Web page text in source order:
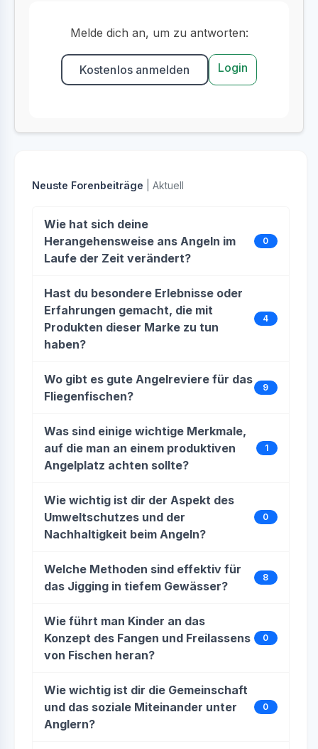
Melde dich an, um zu antworten:
Kostenlos anmelden Login
Neuste Forenbeiträge | Aktuell
Wie hat sich deine
Herangehensweise ans Angeln im
Laufe der Zeit verändert?
0
Hast du besondere Erlebnisse oder
Erfahrungen gemacht, die mit
Produkten dieser Marke zu tun
haben?
4
Wo gibt es gute Angelreviere für das
Fliegenfischen?
9
Was sind einige wichtige Merkmale,
auf die man an einem produktiven
Angelplatz achten sollte?
1
Wie wichtig ist dir der Aspekt des
Umweltschutzes und der
Nachhaltigkeit beim Angeln?
0
Welche Methoden sind effektiv für
das Jigging in tiefem Gewässer?
8
Wie führt man Kinder an das
Konzept des Fangen und Freilassens
von Fischen heran?
0
Wie wichtig ist dir die Gemeinschaft
und das soziale Miteinander unter
Anglern?
0